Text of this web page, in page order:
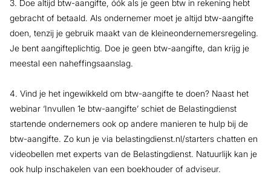
3. Doe altijd btw-aangifte, óók als je geen btw in rekening hebt
gebracht of betaald. Als ondernemer moet je altijd btw-aangifte
doen, tenzij je gebruik maakt van de kleineondernemersregeling.
Je bent aangifteplichtig. Doe je geen btw-aangifte, dan krijg je
meestal een naheffingsaanslag.
4. Vind je het ingewikkeld om btw-aangifte te doen? Naast het
webinar ‘Invullen 1e btw-aangifte’ schiet de Belastingdienst
startende ondernemers ook op andere manieren te hulp bij de
btw-aangifte. Zo kun je via belastingdienst.nl/starters chatten en
videobellen met experts van de Belastingdienst. Natuurlijk kan je
ook hulp inschakelen van een boekhouder of adviseur.